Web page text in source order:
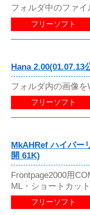
フォルダ中のファ
フリーソフト
Hana 2.00(01.07.13
フォルダ内の画像
フリーソフト
MkAHRef ハイパー
開 61K)
Frontpage2000用
ML・ショートカッ
フリーソフト